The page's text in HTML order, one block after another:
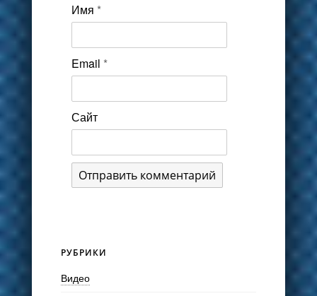
Имя *
Email *
Сайт
РУБРИКИ
Видео